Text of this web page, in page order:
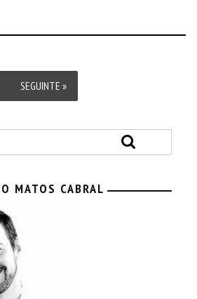
SEGUINTE »
MATOS CABRAL